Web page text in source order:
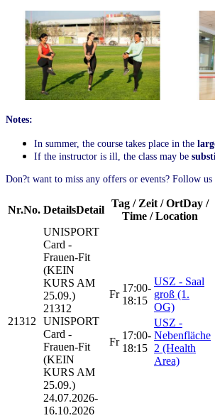
Notes:
In summer, the course takes place in the
If the instructor is ill, the class may be
Don?t want to miss any offers or events? Follow us
Nr.No. DetailsDetail
Tag / Zeit / OrtDay /
Time / Location
21312
UNISPORT
Card -
Frauen-Fit
(KEIN
KURS AM
25.09.)
21312
UNISPORT
Card -
Frauen-Fit
(KEIN
KURS AM
25.09.)
24.07.2026-
16.10.2026
Fr
17:00-
18:15
USZ - Saal
groß (1.
OG)
Fr
17:00-
18:15
USZ -
Nebenfläche
2 (Health
Area)